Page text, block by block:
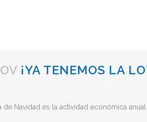
¡YA TENEMOS LA
de Navidad es la actividad económica